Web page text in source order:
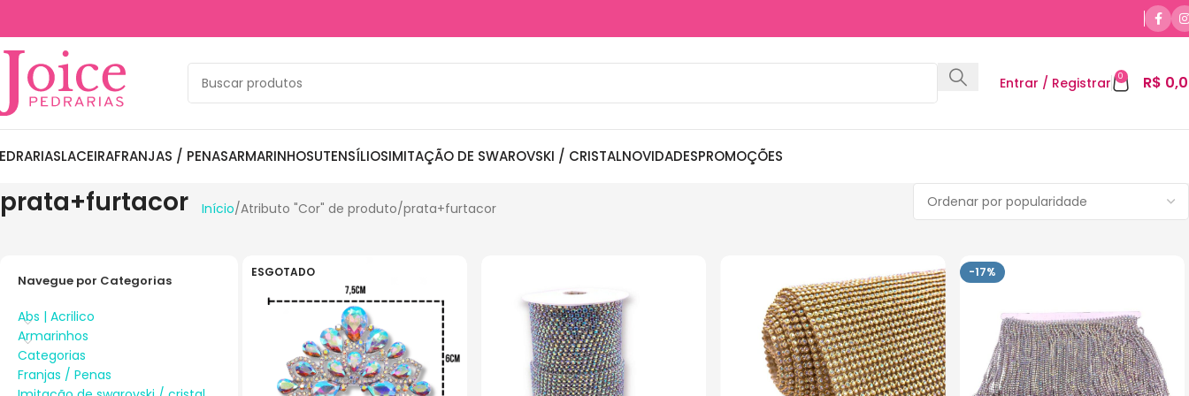
Entrar / Registrar 0 R$
LACEIRAFRANJAS / PENASARMARINHOSUTENSÍLIOSIMITAÇÃO DE SWAROVSKI / CRISTALNOVIDADESPROMOÇÕES
prata+furtacor Início Atributo "Cor" de produto prata+furtacor
Navegue por Categorias
Abs | Acrilico
Armarinhos
Categorias
Franjas / Penas
ESGOTADO -17%